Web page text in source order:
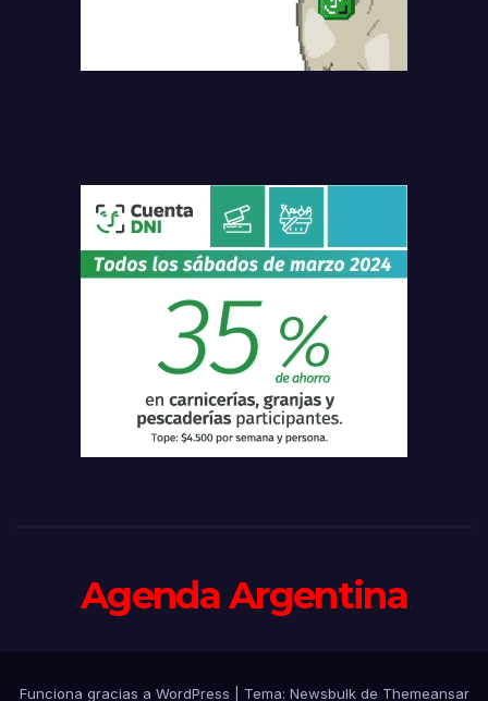
Agenda Argentina
Funciona gracias a WordPress Tema: Newsbulkde Themeansar